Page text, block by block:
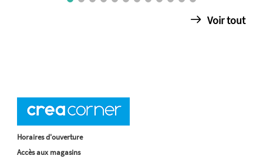
Voir tout
Horaires d'ouverture
Accès aux magasins